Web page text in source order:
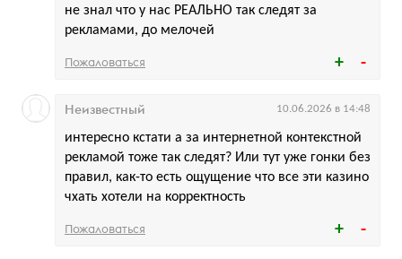
не знал что у нас РЕАЛЬНО так следят за
рекламами, до мелочей
Пожаловаться
интересно кстати а за интернетной контекстной
рекламой тоже так следят? Или тут уже гонки без
правил, как-то есть ощущение что все эти казино
чхать хотели на корректность
Неизвестный 10.06.2026 в 14:48
Пожаловаться